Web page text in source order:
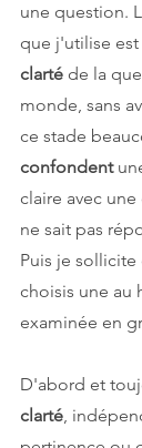
une question.
que j'utilise
clarté de la
monde, sans
ce stade
confondent
claire avec
ne sait pas
Puis je
choisis une au
examinée en
D'abord et
clarté,